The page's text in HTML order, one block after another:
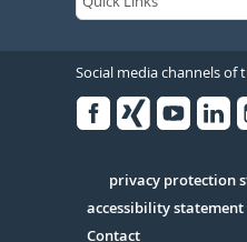
Social media channels of
Serivce
privacy protection
accessibility statement
Contact